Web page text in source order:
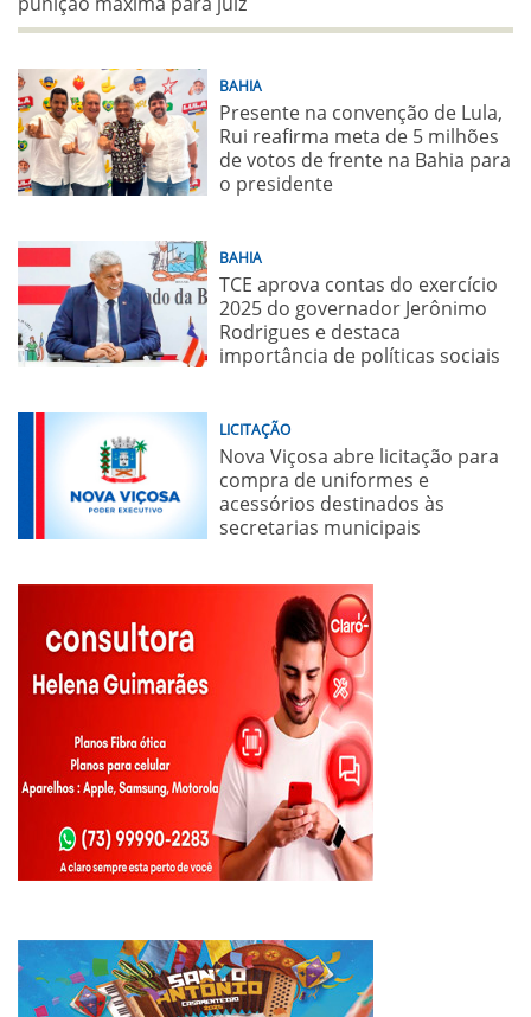
BAHIA
Presente na convenção de Lula,
Rui reafirma meta de 5 milhões
de votos de frente na Bahia para
o presidente
BAHIA
TCE aprova contas do exercício
2025 do governador Jerônimo
Rodrigues e destaca
importância de políticas sociais
LICITAÇÃO
Nova Viçosa abre licitação para
compra de uniformes e
acessórios destinados às
secretarias municipais